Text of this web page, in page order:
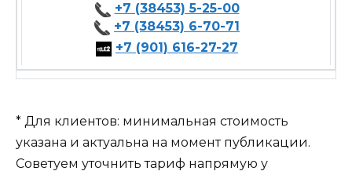
+7 (38453) 5-25-00
+7 (38453) 6-70-71
+7 (901) 616-27-27
* Для клиентов: минимальная стоимость
указана и актуальна на момент публикации.
Советуем уточнить тариф напрямую у